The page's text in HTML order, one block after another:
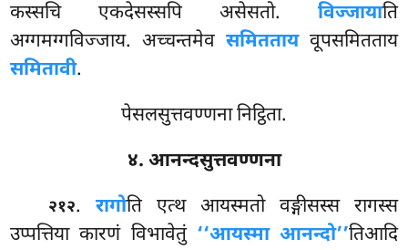
कस्सचि एकदेसस्सपि असेसतो. विज्जायाति
अग्गमग्गविज्जाय. अच्चन्तमेव समिततायवूपसमितताय
समितावी.
पेसलसुत्तवण्णना निट्ठिता.
४. आनन्दसुत्तवण्णना
२१२. रागोति एत्थ आयस्मतो वङ्गीसस्स रागस्स
उप्पत्तिया कारणं विभावेतुं ‘‘आयस्मा आनन्दो’’तिआदि